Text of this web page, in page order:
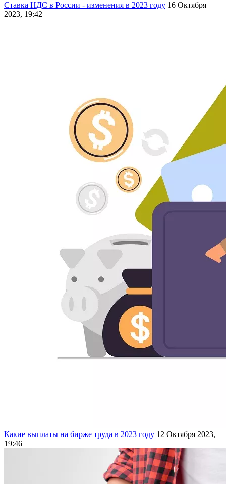
Ставка НДС в России - изменения в 2023 году 16 Октября
2023, 19:42
Какие выплаты на бирже труда в 2023 году 12 Октября 2023,
19:46